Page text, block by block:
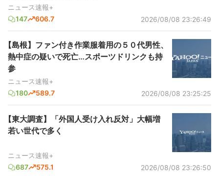
ニュース速報+
147
606.7 2026/08/08 23:26:49
【島根】ファン付き作業服着用の５０代男性、
熱中症の疑いで死亡…スポーツドリンクも持
参
ニュース速報+
180
589.7 2026/08/08 23:25:25
【東大調査】「外国人受け入れ反対」大幅増
若い世代で多く
ニュース速報+
687
575.1 2026/08/08 23:26:50